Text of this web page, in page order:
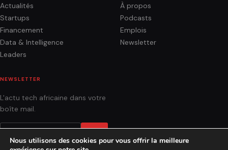
Actualités
Startups
Financement
Data & Intelligence
Leaders
À propos
Podcasts
Emplois
Newsletter
NEWSLETTER
L'actu tech africaine dans votre
boîte mail.
Nous utilisons des cookies pour vous offrir la meilleure